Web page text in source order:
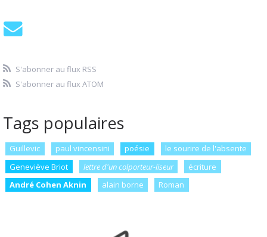
S'abonner au flux RSS
S'abonner au flux ATOM
Tags populaires
Guillevic paul vincensini poésie
le sourire de l'absente
Geneviève Briot
lettre d'un colporteur-liseur
écriture
André Cohen Aknin
alain borne Roman